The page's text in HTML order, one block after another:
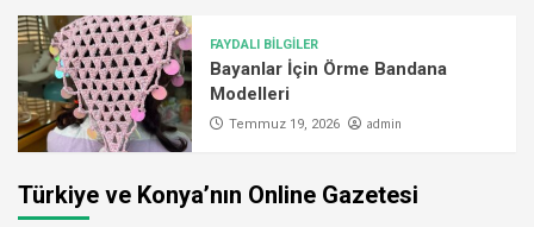
FAYDALI BİLGİLER
Bayanlar İçin Örme Bandana
Modelleri
Temmuz 19, 2026 admin
Türkiye ve Konya’nın Online Gazetesi